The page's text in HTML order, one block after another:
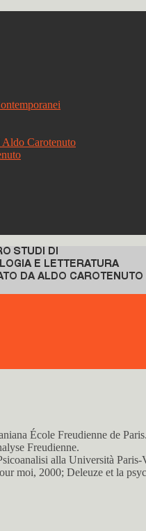
Carotenuto
École Freudienne de Paris.
Freudienne.
alla Università
moi, 2000; Deleuze et la